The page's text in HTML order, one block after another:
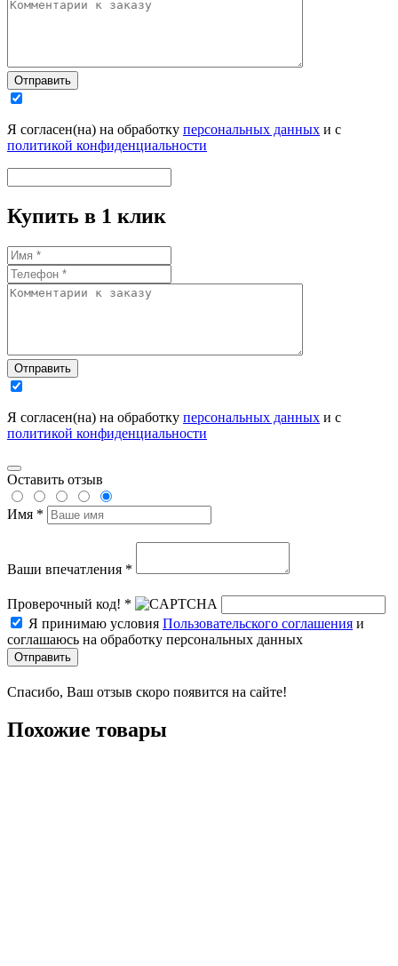
Отправить
Я согласен(на) на обработку персональных данных и с
политикой конфиденциальности
Купить в 1 клик
Отправить
Я согласен(на) на обработку персональных данных и с
политикой конфиденциальности
Оставить отзыв
Имя *
Ваши впечатления *
Проверочный код! *
Я принимаю условия Пользовательского соглашения и
соглашаюсь на обработку персональных данных
Отправить
Спасибо, Ваш отзыв скоро появится на сайте!
Похожие товары